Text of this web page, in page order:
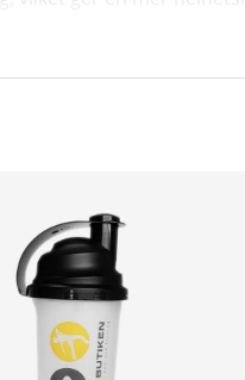
styrkan i ryggen,
dynamisk träning
stabilitet och
tåla regelbunden
– du använder den
till din nivå genom
användare som